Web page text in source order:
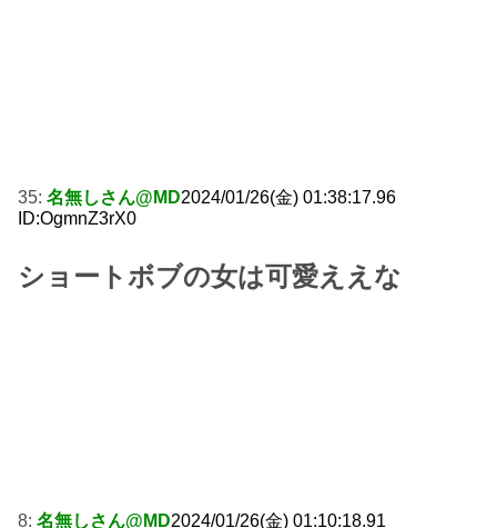
35: 名無しさん@MD2024/01/26(金) 01:38:17.96
ID:OgmnZ3rX0
ショートボブの女は可愛ええな
8: 名無しさん@MD2024/01/26(金) 01:10:18.91